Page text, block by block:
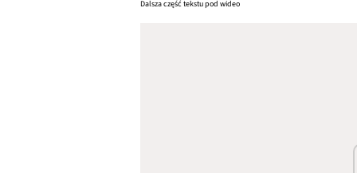
Dalsza część tekstu pod wideo